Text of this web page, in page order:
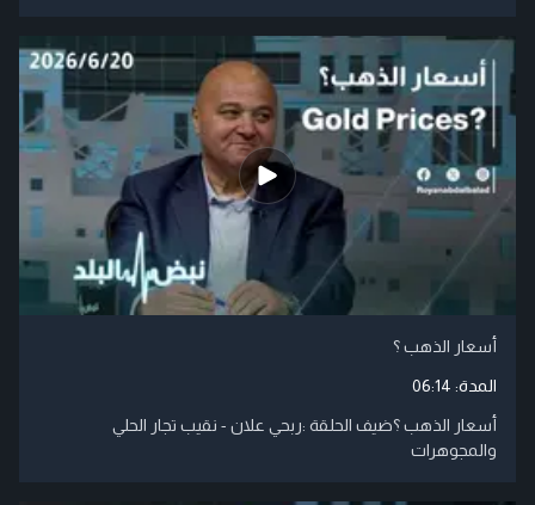
أسعار الذهب ؟
المدة: 06:14
أسعار الذهب ؟ضيف الحلقة :ربحي علان - نقيب تجار الحلي
والمجوهرات